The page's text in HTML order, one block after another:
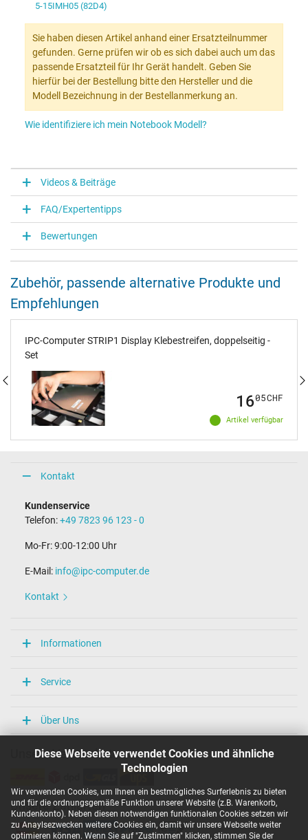
Diese Webseite verwendet Cookies und ähnliche
Technologien
Wir verwenden Cookies, um Ihnen ein bestmögliches Surferlebnis zu bieten
und für die ordnungsgemäße Funktion unserer Website (z.B. Warenkorb,
Kundenkonto). Neben diesen notwendigen funktionalen Cookies setzen wir
zu Anaylsezwecken weitere Cookies ein, damit wir unsere Webseite weiter
optimieren können. Wenn Sie auf "Zustimmen" klicken, stimmen Sie der
5-15IMH05 (82D4)
Sie haben diesen Artikel anhand einer Ersatzteilnummer
gefunden. Gerne prüfen wir ob es sich dabei auch um das
passende Ersatzteil für Ihr Gerät handelt. Geben Sie
hierfür bei der Bestellung bitte den Hersteller und die
Modell Bezeichnung in der Bestellanmerkung an.
Wie identifiziere ich mein Notebook Modell?
Videos & Beiträge
FAQ/Expertentipps
Bewertungen
Zubehör, passende alternative Produkte und
Empfehlungen
IPC-Computer STRIP1 Display Klebestreifen, doppelseitig -
Set
Artikel verfügbar
1605CHF
Kontakt
Kundenservice
Telefon:+49 7823 96 123 - 0
Mo-Fr: 9:00-12:00 Uhr
E-Mail: info@ipc-computer.de
Kontakt
Informationen
Service
Über Uns
Unsere Versandarten
Unsere Zahlarten